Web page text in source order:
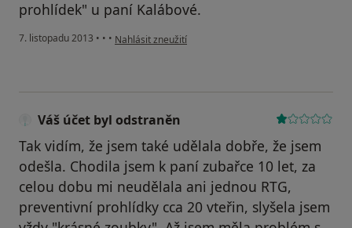
prohlídek" u paní Kalábové.
7. listopadu 2013 • • • podle názoru uživatele Váš účet byl odstraněn
Nahlásit zneužití
Váš účet byl odstraněn
Tak vidím, že jsem také udělala dobře, že jsem
odešla. Chodila jsem k paní zubařce 10 let, za
celou dobu mi neudělala ani jednou RTG,
preventivní prohlídky cca 20 vteřin, slyšela jsem